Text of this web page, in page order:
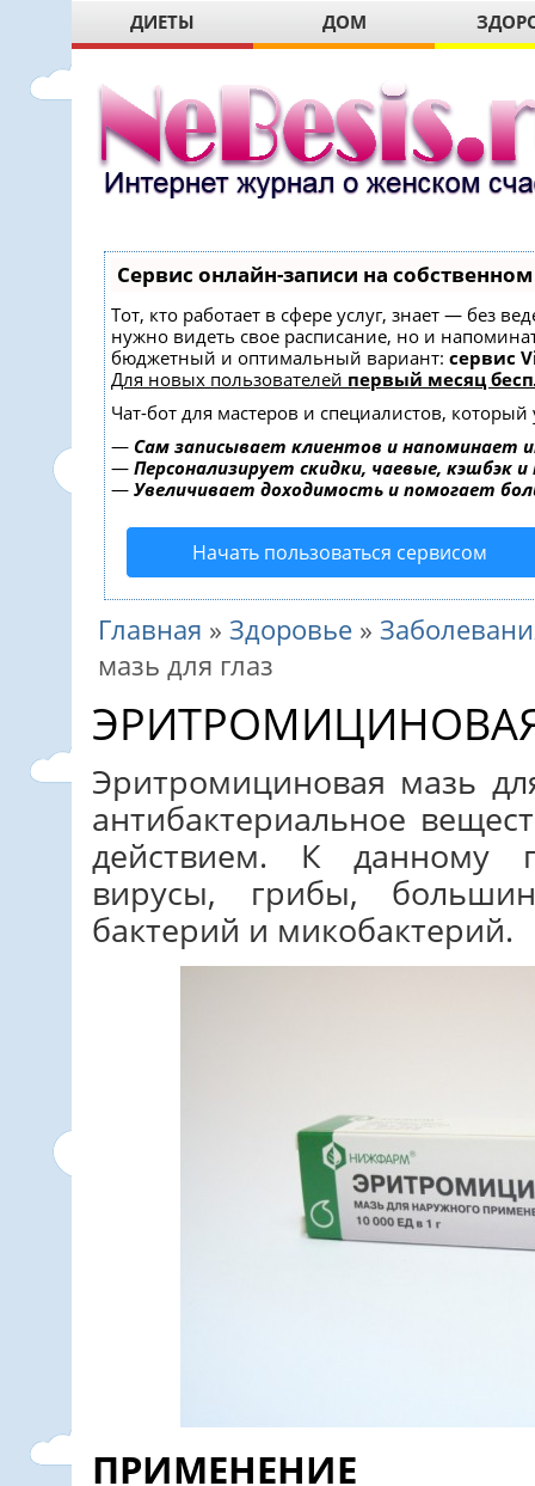
ДИЕТЫ ДОМ
Сервис онлайн-записи на
Тот, кто работает в сфере услуг, знает — без
нужно видеть свое расписание, но и
бюджетный и оптимальный вариант: сервис
Для новых пользователей первый месяц
Чат-бот для мастеров и специалистов,
— Сам записывает клиентов и напоминает
— Персонализирует скидки, чаевые, кэшбэк
— Увеличивает доходимость и помогает
Начать пользоваться сервисом
Главная » Здоровье »
мазь для глаз
Эритромициновая мазь
антибактериальное
действием. К данному
вирусы, грибы,
бактерий и микобактерий.
ПРИМЕНЕНИЕ